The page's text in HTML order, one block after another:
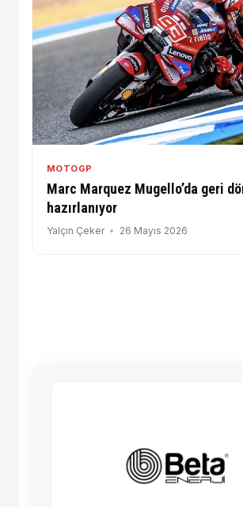
MOTOGP
Marc Marquez Mugello’da geri
hazırlanıyor
Yalçın Çeker 26 Mayıs 2026